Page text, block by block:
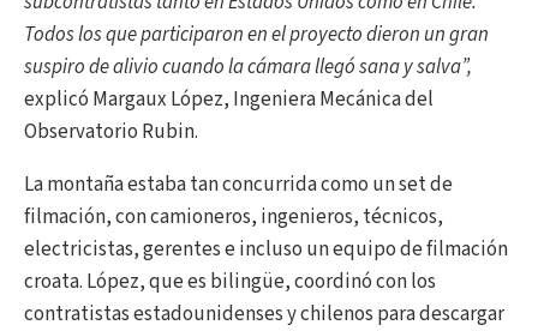
Todos los que participaron en el proyecto dieron un gran
suspiro de alivio cuando la cámara llegó sana y salva”,
explicó Margaux López, Ingeniera Mecánica del
Observatorio Rubin.
La montaña estaba tan concurrida como un set de
filmación, con camioneros, ingenieros, técnicos,
electricistas, gerentes e incluso un equipo de filmación
croata. López, que es bilingüe, coordinó con los
contratistas estadounidenses y chilenos para descargar